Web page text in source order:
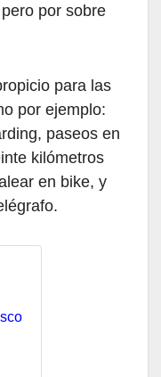
por sobre
para las
por ejemplo:
paseos en
kilómetros
en bike, y